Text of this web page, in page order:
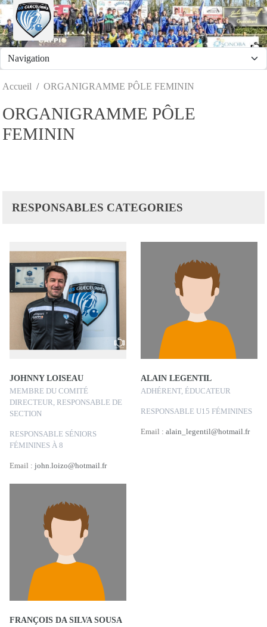
Accueil ORGANIGRAMME PÔLE FEMININ
ORGANIGRAMME PÔLE
FEMININ
RESPONSABLES CATEGORIES
JOHNNY LOISEAU
MEMBRE DU COMITÉ
DIRECTEUR, RESPONSABLE DE
SECTION
RESPONSABLE SÉNIORS
FÉMININES À 8
Email : john.loizo@hotmail.fr
ALAIN LEGENTIL
ADHÉRENT, ÉDUCATEUR
RESPONSABLE U15 FÉMININES
Email : alain_legentil@hotmail.fr
FRANÇOIS DA SILVA SOUSA
Panneau de gestion des cookies